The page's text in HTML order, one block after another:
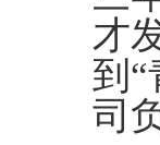
才
到
司